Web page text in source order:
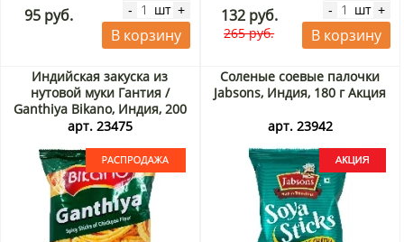
95 руб. - шт +
В корзину
132 руб.
265 руб.
- шт +
В корзину
Индийская закуска из
нутовой муки Гантия /
Ganthiya Bikano, Индия, 200
г. Срок до 24.09.2026.
арт. 23475
Соленые соевые палочки
Jabsons, Индия, 180 г Акция
арт. 23942